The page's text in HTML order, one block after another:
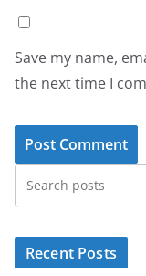
Save my name,
the next time I
Recent Posts